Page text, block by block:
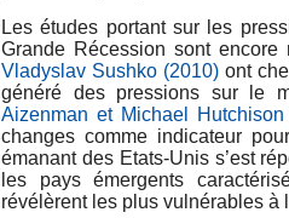
Les études portant sur les
Grande Récession sont encore
Vladyslav Sushko (2010) ont
généré des pressions sur le
Aizenman et Michael Hutchison
changes comme indicateur
émanant des Etats-Unis s’est
les pays émergents
révélèrent les plus vulnérables à